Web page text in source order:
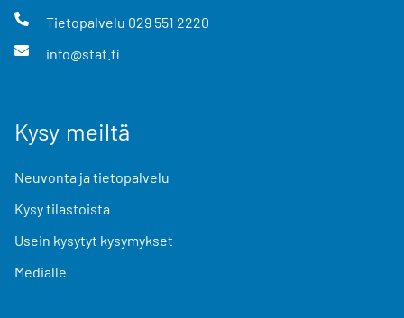
Tietopalvelu 029 551 2220
info@stat.fi
Kysy meiltä
Neuvonta ja tietopalvelu
Kysy tilastoista
Usein kysytyt kysymykset
Medialle